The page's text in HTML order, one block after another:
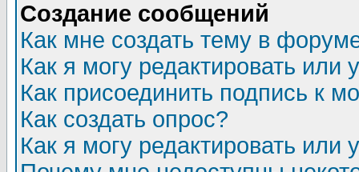
Создание сообщений
Как мне создать тему в
Как я могу редактировать или
Как присоединить подпись к
Как создать опрос?
Как я могу редактировать или